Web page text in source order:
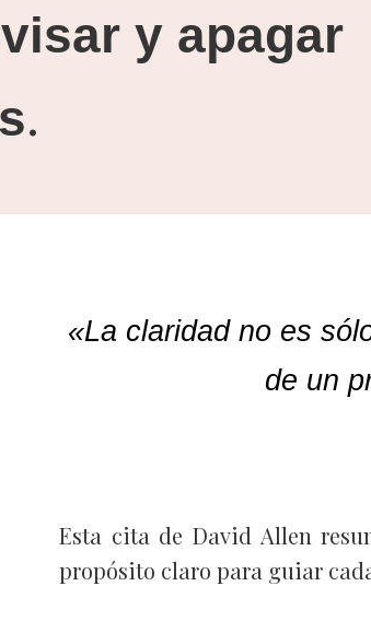
y apagar
.
«La claridad no es
de un
Esta cita de David Allen
propósito claro para guiar